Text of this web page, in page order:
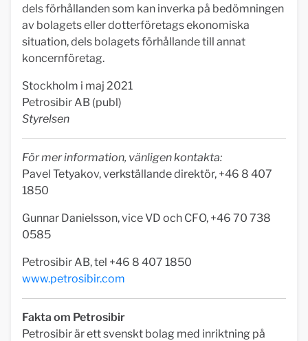
dels förhållanden som kan inverka på bedömningen
av bolagets eller dotterföretags ekonomiska
situation, dels bolagets förhållande till annat
koncernföretag.
Stockholm i maj 2021
Petrosibir AB (publ)
Styrelsen
För mer information, vänligen kontakta:
Pavel Tetyakov, verkställande direktör, +46 8 407
1850
Gunnar Danielsson, vice VD och CFO, +46 70 738
0585
Petrosibir AB, tel +46 8 407 1850
www.petrosibir.com
Fakta om Petrosibir
Petrosibir är ett svenskt bolag med inriktning på